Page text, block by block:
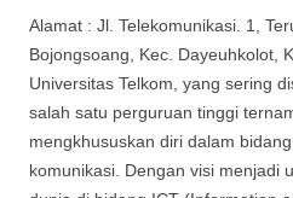
Alamat : Jl. Telekomunikasi. 1,
Bojongsoang, Kec. Dayeuhkolot,
Universitas Telkom, yang sering
salah satu perguruan tinggi
mengkhususkan diri dalam
komunikasi. Dengan visi menjadi